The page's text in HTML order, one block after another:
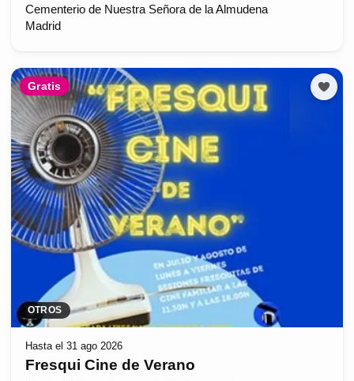
Cementerio de Nuestra Señora de la Almudena
Madrid
Gratis
OTROS
Hasta el 31 ago 2026
Fresqui Cine de Verano